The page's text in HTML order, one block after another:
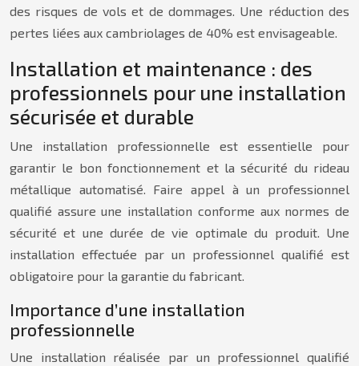
des risques de vols et de dommages. Une réduction des
pertes liées aux cambriolages de 40% est envisageable.
Installation et maintenance : des
professionnels pour une installation
sécurisée et durable
Une installation professionnelle est essentielle pour
garantir le bon fonctionnement et la sécurité du rideau
métallique automatisé. Faire appel à un professionnel
qualifié assure une installation conforme aux normes de
sécurité et une durée de vie optimale du produit. Une
installation effectuée par un professionnel qualifié est
obligatoire pour la garantie du fabricant.
Importance d’une installation
professionnelle
Une installation réalisée par un professionnel qualifié